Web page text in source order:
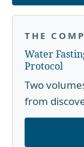
THE
Water
Protocol
Two
from